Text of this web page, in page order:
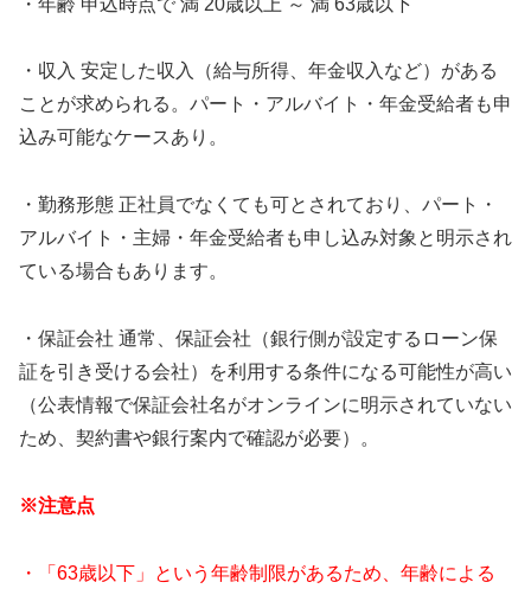
・収入 安定した収入（給与所得、年金収入など）がある
ことが求められる。パート・アルバイト・年金受給者も申
込み可能なケースあり。
・勤務形態 正社員でなくても可とされており、パート・
アルバイト・主婦・年金受給者も申し込み対象と明示され
ている場合もあります。
・保証会社 通常、保証会社（銀行側が設定するローン保
証を引き受ける会社）を利用する条件になる可能性が高い
（公表情報で保証会社名がオンラインに明示されていない
ため、契約書や銀行案内で確認が必要）。
※注意点
・「63歳以下」という年齢制限があるため、年齢による